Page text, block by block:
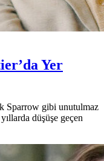
Yer
Sparrow gibi unutulmaz
düşüşe geçen